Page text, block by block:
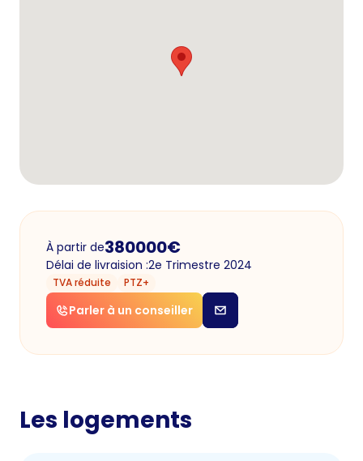
À partir de380000€
Délai de livraision :2e Trimestre 2024
TVA réduite PTZ+
Parler à un conseiller
Les logements